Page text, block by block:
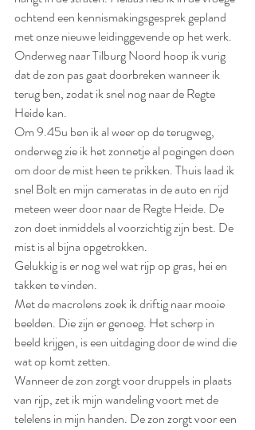
ochtend een kennismakingsgesprek gepland
met onze nieuwe leidinggevende op het werk.
Onderweg naar Tilburg Noord hoop ik vurig
dat de zon pas gaat doorbreken wanneer ik
terug ben, zodat ik snel nog naar de Regte
Heide kan.
Om 9.45u ben ik al weer op de terugweg,
onderweg zie ik het zonnetje al pogingen doen
om door de mist heen te prikken. Thuis laad ik
snel Bolt en mijn cameratas in de auto en rijd
meteen weer door naar de Regte Heide. De
zon doet inmiddels al voorzichtig zijn best. De
mist is al bijna opgetrokken.
Gelukkig is er nog wel wat rijp op gras, hei en
takken te vinden.
Met de macrolens zoek ik driftig naar mooie
beelden. Die zijn er genoeg. Het scherp in
beeld krijgen, is een uitdaging door de wind die
wat op komt zetten.
Wanneer de zon zorgt voor druppels in plaats
van rijp, zet ik mijn wandeling voort met de
telelens in mijn handen. De zon zorgt voor een